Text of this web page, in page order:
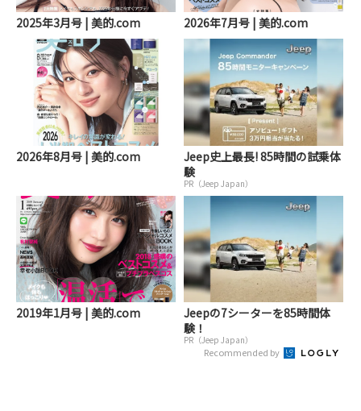
2025年3月号 | 美的.com 2026年7月号 | 美的.com
2026年8月号 | 美的.com
Jeep史上最長! 85時間の試乗体
験
PR（Jeep Japan）
2019年1月号 | 美的.com
Jeepの7シーターを85時間体
験！
PR（Jeep Japan）
Recommended by